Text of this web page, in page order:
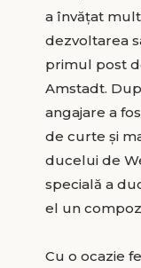
a învățat
dezvoltarea
primul post
Amstadt.
angajare a
de curte și
ducelui de
specială a
el un
Cu o ocazie